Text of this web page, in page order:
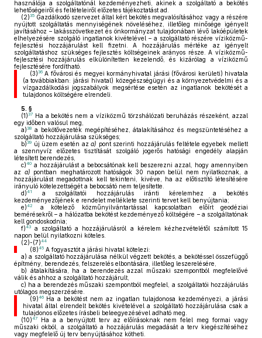
használója a szolgáltatónál kezdeményezheti, akinek a szolgáltató a bekötés
lehetőségeiről és feltételeiről előzetes tájékoztatást ad.
(2)35 Gazdálkodó szervezet által kért bekötés megvalósításához vagy a részére
nyújtott szolgáltatás mennyiségének növeléséhez, illetőleg minősége igényelt
javításához – lakásszövetkezet és önkormányzat tulajdonában lévő lakóépületek
elhelyezésére szolgáló ingatlanok kivételével – a szolgáltató részére víziközmű-
fejlesztési hozzájárulást kell fizetni. A hozzájárulás mértéke az igényelt
szolgáltatáshoz szükséges fejlesztés költségeinek arányos része. A víziközmű-
fejlesztési hozzájárulás elkülönítetten kezelendő, és kizárólag a víziközmű
fejlesztésére fordítható.
(3)36A fővárosi és megyei kormányhivatal járási (fővárosi kerületi) hivatala
(a továbbiakban: járási hivatal) közegészségügyi és a környezetvédelmi és a
vízgazdálkodási jogszabályok megsértése esetén az ingatlanok bekötését a
tulajdonos költségére elrendeli.
5. §
(1)37 Ha a bekötés nem a víziközmű törzshálózati beruházás részeként, azzal
egy időben valósul meg,
a)38 a bekötővezeték megépítéséhez, átalakításához és megszüntetéséhez a
szolgáltató hozzájárulása szükséges;
b)39 új üzem esetén aza) pont szerinti hozzájárulás feltétele egyebek mellett
a szennyvíz előzetes tisztítását szolgáló jogerős hatósági engedély alapján
létesített berendezés,
c)40 a hozzájárulást a bebocsátónak kell beszerezni azzal, hogy amennyiben
az a) pontban meghatározott hatóságok 30 napon belül nem nyilatkoznak, a
hozzájárulást megadottnak kell tekinteni, kivéve, ha az előtisztító létesítésére
irányuló kötelezettségét a bebocsátó nem teljesítette.
d)41
a szolgáltatói hozzájárulás iránti kérelemhez a bekötés
kezdeményezőjének e rendelet melléklete szerinti tervet kell benyújtania;
e)42
a kötelező közműnyilvántartással kapcsolatban előírt geodéziai
bemérésekről – a hálózatba bekötést kezdeményező költségére – a szolgáltatónak
kell gondoskodnia;
f)43
a szolgáltató a hozzájárulásról a kérelem kézhezvételétől számított 15
napon belül nyilatkozni köteles.
(2)-(7)44
(8)45A fogyasztót a járási hivatal kötelezi:
a) a szolgáltató hozzájárulása nélkül végzett bekötés, a bekötéssel összefüggő
építmény, berendezés, felszerelés elbontására, illetőleg leszerelésére,
b) átalakítására, ha a berendezés azzal műszaki szempontból megfelelővé
válik és ahhoz a szolgáltató hozzájárult,
c) ha a berendezés műszaki szempontból megfelel, a szolgáltatói hozzájárulás
utólagos megszerzésére.
(9)46Ha a bekötést nem az ingatlan tulajdonosa kezdeményezi, a járási
hivatal által elrendelt bekötés kivételével a szolgáltató hozzájárulása csak a
tulajdonos előzetes írásbeli beleegyezésével adható meg.
(10)47
Ha a a benyújtott terv az előírásoknak nem felel meg formai vagy
műszaki okból, a szolgáltató a hozzájárulás megadását a terv kiegészítéséhez
vagy megfelelő új terv benyújtásához kötheti.